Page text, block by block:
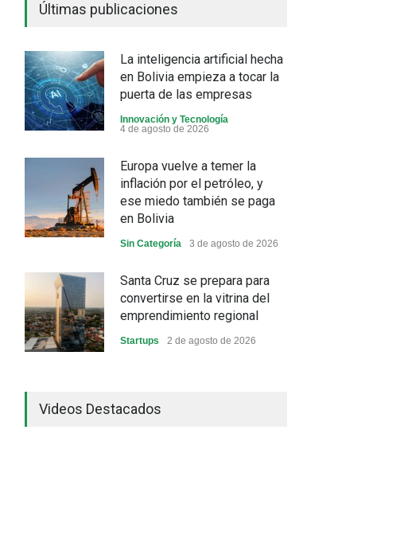
Últimas publicaciones
La inteligencia artificial hecha
en Bolivia empieza a tocar la
puerta de las empresas
Innovación y Tecnología
4 de agosto de 2026
Europa vuelve a temer la
inflación por el petróleo, y
ese miedo también se paga
en Bolivia
Sin Categoría 3 de agosto de 2026
Santa Cruz se prepara para
convertirse en la vitrina del
emprendimiento regional
Startups 2 de agosto de 2026
industrial y el golpe puede
Videos Destacados